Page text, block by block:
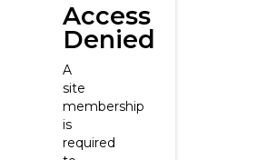
Access
Denied
A
site
membership
is
required